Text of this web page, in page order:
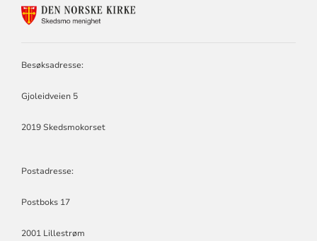
Besøksadresse:
Gjoleidveien 5
2019 Skedsmokorset
Postadresse:
Postboks 17
2001 Lillestrøm